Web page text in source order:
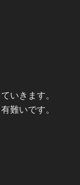
いきます。
難いです。